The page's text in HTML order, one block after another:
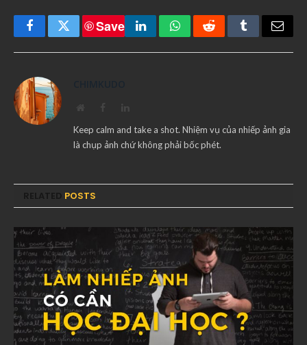
FacebookTwitter
Save
LinkedInWhatsAppRedditTumblrEmail
Keep calm and take a shot. Nhiệm vụ của nhiếp ảnh gia
là chụp ảnh chứ không phải bốc phét.
POSTS